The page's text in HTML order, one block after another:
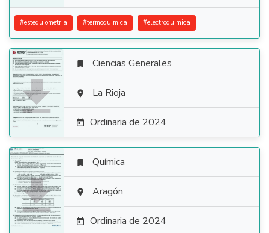
#estequiometria #termoquimica #electroquimica

 Ciencias Generales
 La Rioja
 Ordinaria de 2024

 Química
 Aragón
 Ordinaria de 2024